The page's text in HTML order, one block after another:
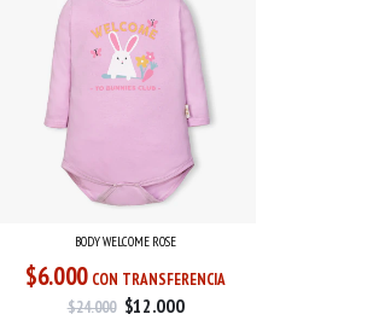
BODY WELCOME ROSE
$6.000 CON TRANSFERENCIA
$24.000 $12.000